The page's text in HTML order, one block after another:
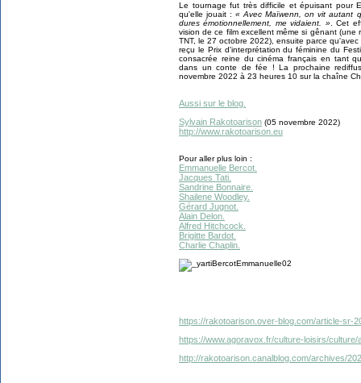
Le tournage fut très difficile et épuisant pour
qu'elle jouait :« Avec Maïwenn, on vit autant
dures émotionnellement, me vidaient. ». Cet
vision de ce film excellent même si gênant
TNT, le 27 octobre 2022), ensuite parce
reçu le Prix d'interprétation du féminine du
consacrée reine du cinéma français en tant
dans un conte de fée ! La prochaine
novembre 2022 à 23 heures 10 sur la chaîne
Aussi sur le blog.
Sylvain Rakotoarison (05 novembre 2022)
http://www.rakotoarison.eu
Pour aller plus loin :
Emmanuelle Bercot.
Jacques Tati.
Sandrine Bonnaire.
Shailene Woodley.
Gérard Jugnot.
Alain Delon.
Alfred Hitchcock.
Brigitte Bardot.
Charlie Chaplin.
https://rakotoarison.over-blog.com/article-sr-
https://www.agoravox.fr/culture-loisirs/
http://rakotoarison.canalblog.com/archives/